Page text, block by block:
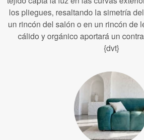
los pliegues, resaltando la simetría
un rincón del salón o en un rincón de
cálido y orgánico aportará un
{dvt}